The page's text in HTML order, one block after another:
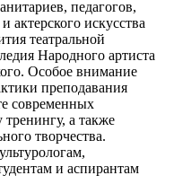
педагогов,
актерского искусства
театральной
Народного артиста
Особое внимание
преподавания
современных
тренингу, а также
творчества.
и аспирантам